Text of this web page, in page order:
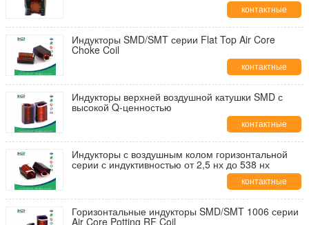
контактные
данные
Индукторы SMD/SMT серии Flat Top Air Core
Choke Coil
контактные
данные
Индукторы верхней воздушной катушки SMD с
высокой Q-ценностью
контактные
данные
Индукторы с воздушным колом горизонтальной
серии с индуктивностью от 2,5 нх до 538 нх
контактные
данные
Горизонтальные индукторы SMD/SMT 1006 серии
Air Core Potting RF Coil